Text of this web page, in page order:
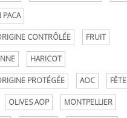
PACA
CONTRÔLÉE FRUIT
HARICOT
PROTÉGÉE AOC FÊTE
OLIVES AOP MONTPELLIER